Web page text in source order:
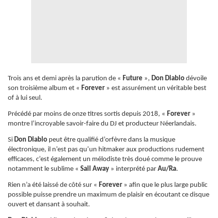
Trois ans et demi après la parution de « Future », Don Diablo dévoile
son troisième album et « Forever » est assurément un véritable best
of à lui seul.
Précédé par moins de onze titres sortis depuis 2018, « Forever »
montre l’incroyable savoir-faire du DJ et producteur Néerlandais.
Si Don Diablo peut être qualifié d’orfèvre dans la musique
électronique, il n’est pas qu’un hitmaker aux productions rudement
efficaces, c’est également un mélodiste très doué comme le prouve
notamment le sublime « Sail Away » interprété par Au/Ra.
Rien n’a été laissé de côté sur « Forever » afin que le plus large public
possible puisse prendre un maximum de plaisir en écoutant ce disque
ouvert et dansant à souhait.